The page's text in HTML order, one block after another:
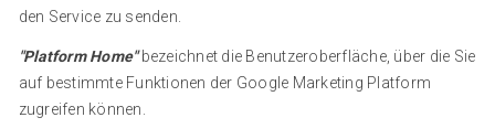
den Service zu senden.
"Platform Home"bezeichnet die Benutzeroberfläche, über die Sie
auf bestimmte Funktionen der Google Marketing Platform
zugreifen können.